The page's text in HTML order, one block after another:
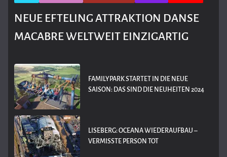
NEUE EFTELING ATTRAKTION DANSE
MACABRE WELTWEIT EINZIGARTIG
FAMILYPARK STARTET IN DIE NEUE
SAISON: DAS SIND DIE NEUHEITEN 2024
LISEBERG: OCEANA WIEDERAUFBAU –
VERMISSTE PERSON TOT